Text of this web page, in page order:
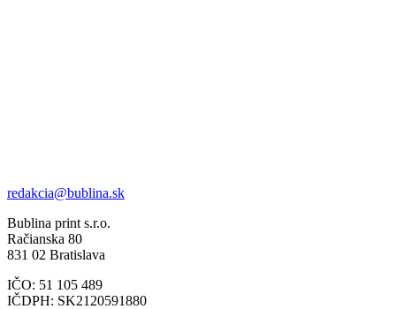
redakcia@bublina.sk
Bublina print s.r.o.
Račianska 80
831 02 Bratislava
IČO: 51 105 489
IČDPH: SK2120591880